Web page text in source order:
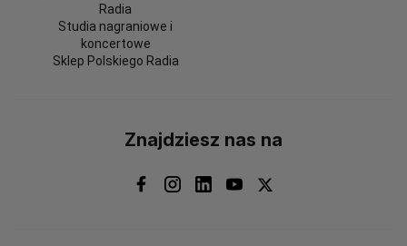
Radia
Studia nagraniowe i
koncertowe
Sklep Polskiego Radia
Znajdziesz nas na